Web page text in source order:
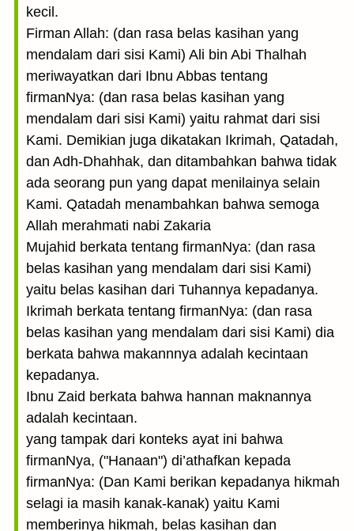
kecil.
Firman Allah: (dan rasa belas kasihan yang
mendalam dari sisi Kami) Ali bin Abi Thalhah
meriwayatkan dari Ibnu Abbas tentang
firmanNya: (dan rasa belas kasihan yang
mendalam dari sisi Kami) yaitu rahmat dari sisi
Kami. Demikian juga dikatakan Ikrimah, Qatadah,
dan Adh-Dhahhak, dan ditambahkan bahwa tidak
ada seorang pun yang dapat menilainya selain
Kami. Qatadah menambahkan bahwa semoga
Allah merahmati nabi Zakaria
Mujahid berkata tentang firmanNya: (dan rasa
belas kasihan yang mendalam dari sisi Kami)
yaitu belas kasihan dari Tuhannya kepadanya.
Ikrimah berkata tentang firmanNya: (dan rasa
belas kasihan yang mendalam dari sisi Kami) dia
berkata bahwa makannnya adalah kecintaan
kepadanya.
Ibnu Zaid berkata bahwa hannan maknannya
adalah kecintaan.
yang tampak dari konteks ayat ini bahwa
firmanNya, ("Hanaan") di’athafkan kepada
firmanNya: (Dan Kami berikan kepadanya hikmah
selagi ia masih kanak-kanak) yaitu Kami
memberinya hikmah, belas kasihan dan